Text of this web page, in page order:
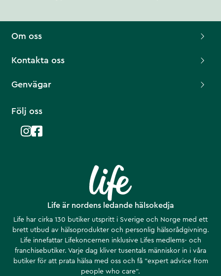
Life är nordens ledande hälsokedja
Life har cirka 130 butiker utspritt i Sverige och Norge med ett
brett utbud av hälsoprodukter och personlig hälsorådgivning.
Life innefattar Lifekoncernen inklusive Lifes medlems- och
franchisebutiker. Varje dag kliver tusentals människor in i våra
butiker för att prata hälsa med oss och få ”expert advice from
people who care”.
Om oss
Kontakta oss
Genvägar
Följ oss